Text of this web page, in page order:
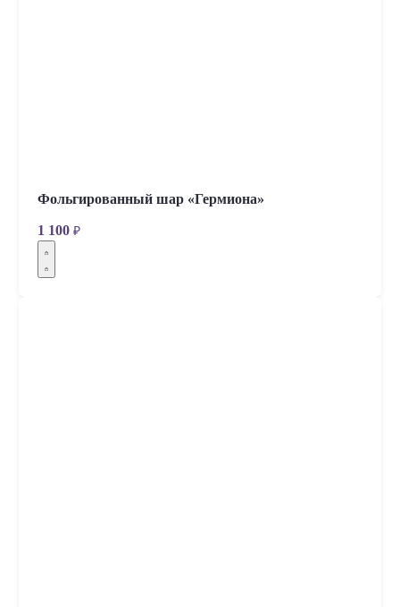
Фольгированный шар «Гермиона»
1 100 ₽